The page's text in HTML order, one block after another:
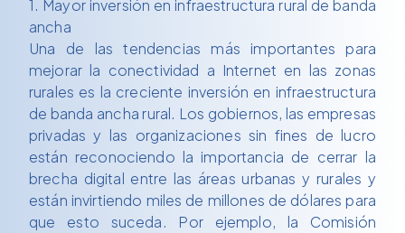
1. Mayor inversión en infraestructura rural de banda
ancha
Una de las tendencias más importantes para
mejorar la conectividad a Internet en las zonas
rurales es la creciente inversión en infraestructura
de banda ancha rural. Los gobiernos, las empresas
privadas y las organizaciones sin fines de lucro
están reconociendo la importancia de cerrar la
brecha digital entre las áreas urbanas y rurales y
están invirtiendo miles de millones de dólares para
que esto suceda. Por ejemplo, la Comisión